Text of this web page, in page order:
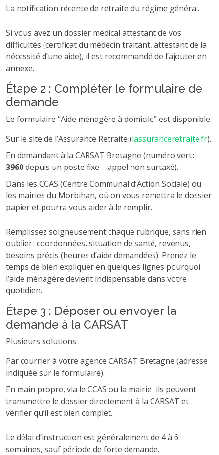
La notification récente de retraite du régime général.
Si vous avez un dossier médical attestant de vos
difficultés (certificat du médecin traitant, attestant de la
nécessité d’une aide), il est recommandé de l’ajouter en
annexe.
Étape 2 : Compléter le formulaire de
demande
Le formulaire “Aide ménagère à domicile” est disponible :
Sur le site de l’Assurance Retraite (lassuranceretraite.fr).
En demandant à la CARSAT Bretagne (numéro vert :
3960depuis un poste fixe – appel non surtaxé).
Dans les CCAS (Centre Communal d’Action Sociale) ou
les mairies du Morbihan, où on vous remettra le dossier
papier et pourra vous aider à le remplir.
Remplissez soigneusement chaque rubrique, sans rien
oublier : coordonnées, situation de santé, revenus,
besoins précis (heures d’aide demandées). Prenez le
temps de bien expliquer en quelques lignes pourquoi
l’aide ménagère devient indispensable dans votre
quotidien.
Étape 3 : Déposer ou envoyer la
demande à la CARSAT
Plusieurs solutions :
Par courrier à votre agence CARSAT Bretagne (adresse
indiquée sur le formulaire).
En main propre, via le CCAS ou la mairie : ils peuvent
transmettre le dossier directement à la CARSAT et
vérifier qu’il est bien complet.
Le délai d’instruction est généralement de 4 à 6
semaines, sauf période de forte demande.